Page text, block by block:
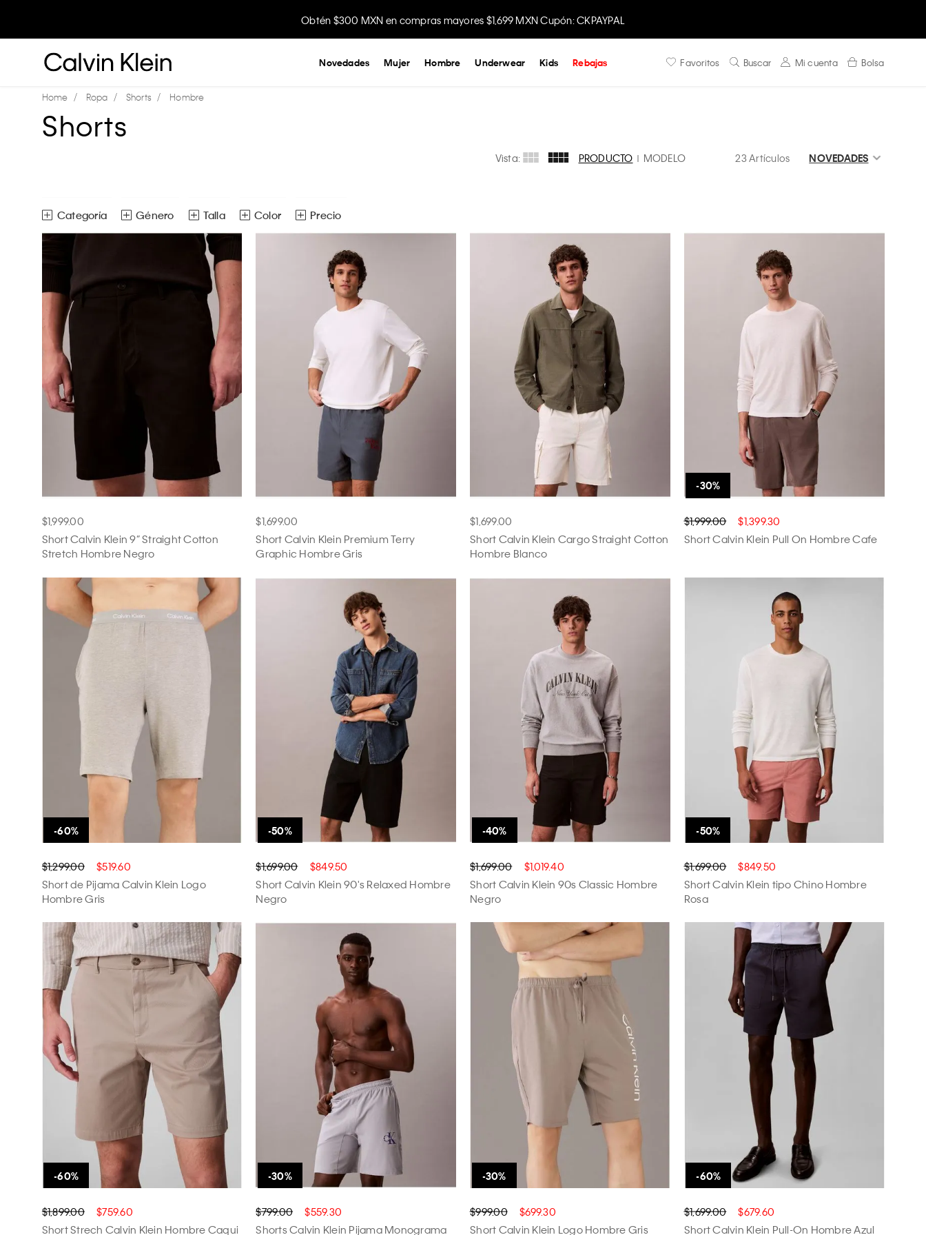
Disfruta envío gratis comprando en la app.
Favoritos Buscar Mi cuenta Bolsa
Novedades Mujer Hombre Underwear Kids Rebajas
Ropa Shorts Hombre
Shorts
NOVEDADES
PRODUCTO MODELO 23 Artículos
Vista:
Género
Ver todas las opciones
Color
Shorts
Talla
28
32
ECH
EG
Precio
$699- $1799
APLICAR
$1,999.00
Short Calvin Klein 9” Straight Cotton
Stretch Hombre Negro
$1,699.00
Short Calvin Klein Premium Terry
Graphic Hombre Gris
$1,699.00
Short Calvin Klein Cargo Straight Cotton
Hombre Blanco
$1,999.00 $1,399.30
Short Calvin Klein Pull On Hombre Cafe
$1,299.00 $519.60
Short de Pijama Calvin Klein Logo
Hombre Gris
$1,699.00 $849.50
Short Calvin Klein 90's Relaxed Hombre
Negro
$1,699.00 $1,019.40
Short Calvin Klein 90s Classic Hombre
Negro
$1,699.00 $849.50
Short Calvin Klein tipo Chino Hombre
Rosa
$1,899.00 $759.60
Short Strech Calvin Klein Hombre Caqui
$799.00 $559.30
Shorts Calvin Klein Pijama Monograma
$999.00 $699.30
Short Calvin Klein Logo Hombre Gris
$1,699.00 $679.60
Short Calvin Klein Pull-On Hombre Azul